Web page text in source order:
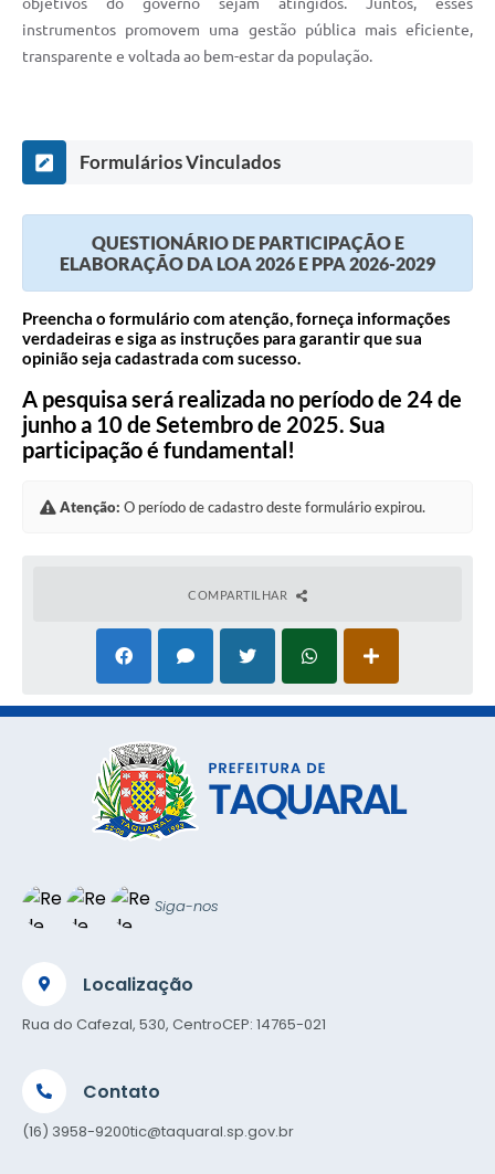
objetivos do governo sejam atingidos. Juntos, esses
instrumentos promovem uma gestão pública mais eficiente,
transparente e voltada ao bem-estar da população.
Formulários Vinculados
QUESTIONÁRIO DE PARTICIPAÇÃO E
ELABORAÇÃO DA LOA 2026 E PPA 2026-2029
Preencha o formulário com atenção, forneça informações
verdadeiras e siga as instruções para garantir que sua
opinião seja cadastrada com sucesso.
A pesquisa será realizada no período de 24 de
junho a 10 de Setembro de 2025. Sua
participação é fundamental!
Atenção: O período de cadastro deste formulário expirou.
COMPARTILHAR
Siga-nos
Localização
Rua do Cafezal, 530, CentroCEP: 14765-021
Contato
(16) 3958-9200tic@taquaral.sp.gov.br